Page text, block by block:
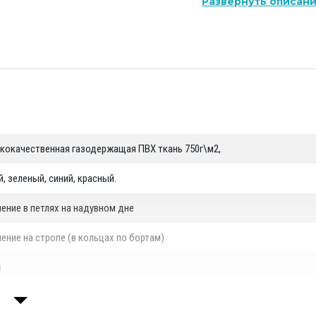
к кольцам на бортах лодки).
газодержащая ПВХ ткань 750г\м2,
зеленый, синий, красный.
в петлях на надувном дне
на стропе (в кольцах по бортам)